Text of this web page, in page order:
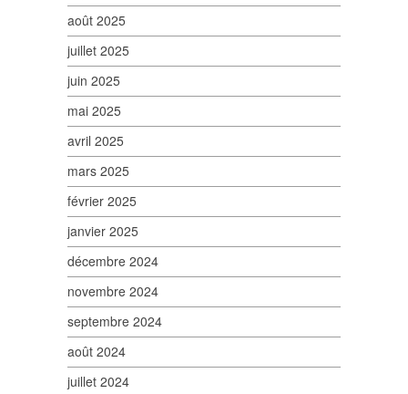
août 2025
juillet 2025
juin 2025
mai 2025
avril 2025
mars 2025
février 2025
janvier 2025
décembre 2024
novembre 2024
septembre 2024
août 2024
juillet 2024